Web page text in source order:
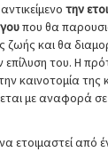
την
που θα
ζωής και θα
επίλυση του. Η
καινοτομία της
με αναφορά
ετοιμαστεί από